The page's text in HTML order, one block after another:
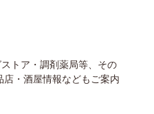
トア・調剤薬局等、その
・酒屋情報などもご案内